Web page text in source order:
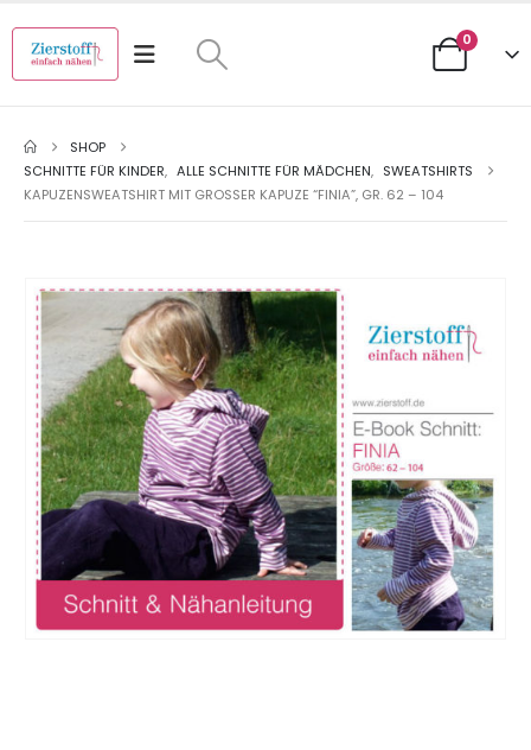
0
SHOP
SCHNITTE FÜR KINDER, ALLE SCHNITTE FÜR MÄDCHEN, SWEATSHIRTS
KAPUZENSWEATSHIRT MIT GROSSER KAPUZE “FINIA”, GR. 62 – 104